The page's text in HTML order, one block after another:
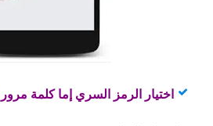
اختيار الرمز السري إما كلمة